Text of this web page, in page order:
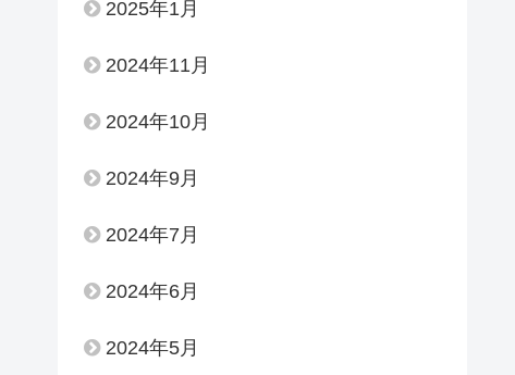
2025年1月
2024年11月
2024年10月
2024年9月
2024年7月
2024年6月
2024年5月